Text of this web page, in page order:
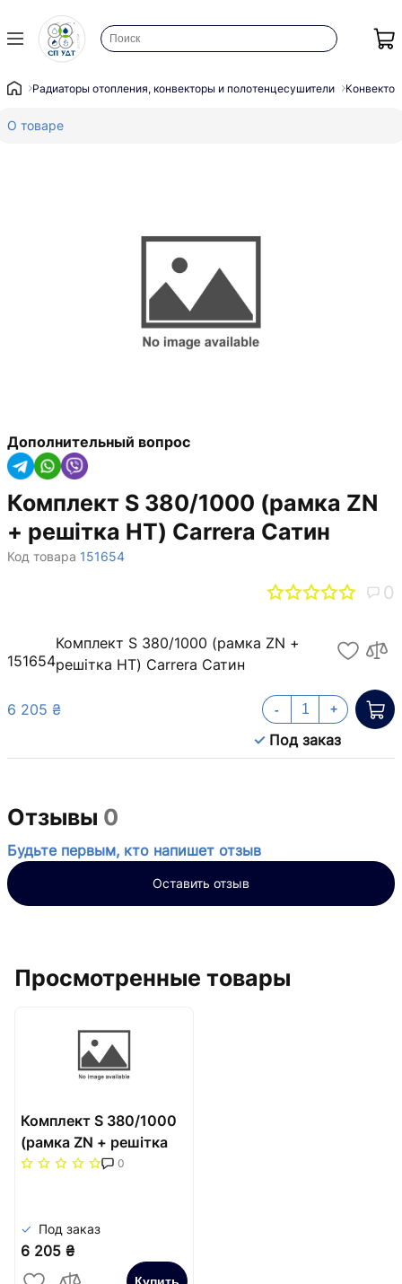
Радиаторы отопления, конвекторы и полотенцесушители
О товаре
Дополнительный вопрос
Комплект S 380/1000 (рамка ZN
+ решітка НТ) Carrera Сатин
Код товара 151654
0
151654
Комплект S 380/1000 (рамка ZN +
решітка НТ) Carrera Сатин
6 205 ₴
Под заказ
- +
Отзывы 0
Будьте первым, кто напишет отзыв
Оставить отзыв
Просмотренные товары
Комплект S 380/1000
(рамка ZN + решітка
НТ) Carrera Сатин
0
Под заказ
6 205 ₴